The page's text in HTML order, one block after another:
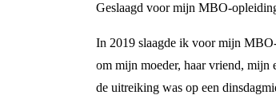
Geslaagd voor mijn MBO-
In 2019 slaagde ik voor mijn
om mijn moeder, haar vriend, mijn
de uitreiking was op een